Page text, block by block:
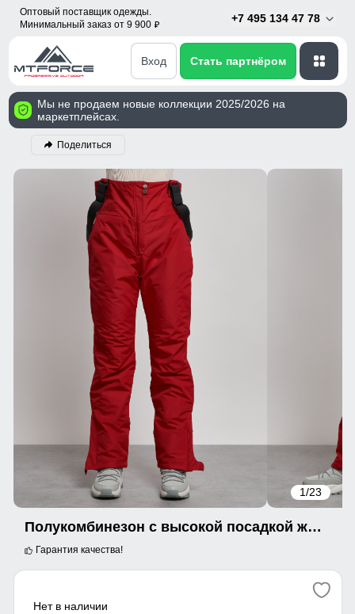
Оптовый поставщик одежды.
Минимальный заказ от 9 900 p
+7 495 134 47 78
Вход Стать партнёром
Мы не продаем новые коллекции 2025/2026 на
маркетплейсах.
Поделиться
1/23
Полукомбинезон с высокой посадкой женский зимний красного цвета 7399Kr
Гарантия качества!
Нет в наличии